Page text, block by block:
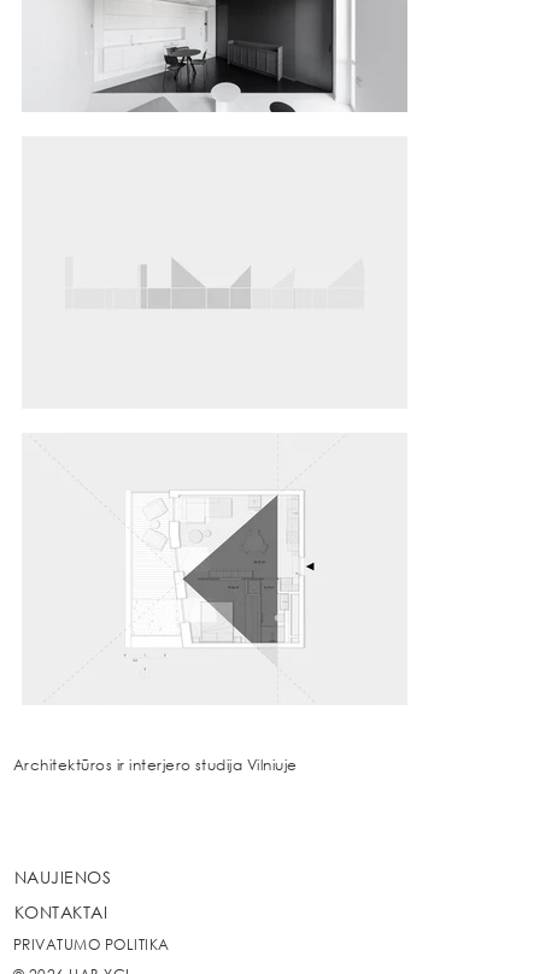
Architektūros ir interjero studija Vilniuje
NAUJIENOS
KONTAKTAI
PRIVATUMO POLITIKA